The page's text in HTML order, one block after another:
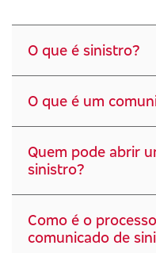
O que é sinistro?
O que é um
Quem pode abrir
sinistro?
Como é o
comunicado de